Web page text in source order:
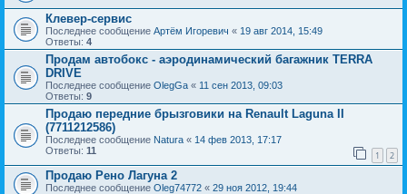
Клевер-сервис
Последнее сообщение Артём Игоревич « 19 авг 2014, 15:49
Ответы: 4
Продам автобокс - аэродинамический багажник TERRA
DRIVE
Последнее сообщение OlegGa « 11 сен 2013, 09:03
Ответы: 9
Продаю передние брызговики на Renault Laguna II
(7711212586)
Последнее сообщение Natura « 14 фев 2013, 17:17
Ответы: 11 1 2
Продаю Рено Лагуна 2
Последнее сообщение Oleg74772 « 29 ноя 2012, 19:44